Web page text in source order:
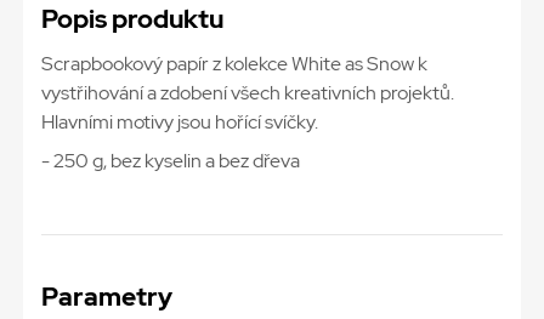
Popis produktu
Scrapbookový papír z kolekce White as Snow k
vystřihování a zdobení všech kreativních projektů.
Hlavními motivy jsou hořící svíčky.
- 250 g, bez kyselin a bez dřeva
Parametry